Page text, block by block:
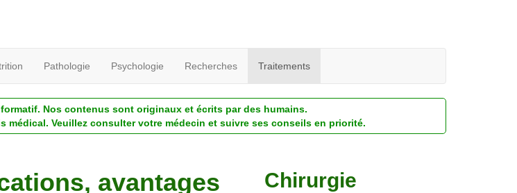
Pathologie Psychologie Recherches Traitements
Nos contenus sont originaux et écrits par des humains.
médical. Veuillez consulter votre médecin et suivre ses conseils en priorité.
avantages
Chirurgie